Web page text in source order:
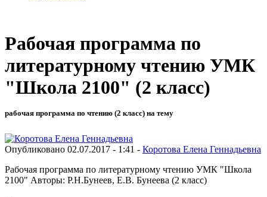
Рабочая программа по
литературному чтению УМК
"Школа 2100" (2 класс)
рабочая программа по чтению (2 класс) на тему
Опубликовано 02.07.2017 - 1:41 - Коротова Елена Геннадьевна
Рабочая программа по литературному чтению УМК "Школа
2100" Авторы: Р.Н.Бунеев, Е.В. Бунеева (2 класс)